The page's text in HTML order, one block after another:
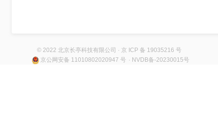
© 2022 北京长亭科技有限公司 · 京 ICP 备 19035216 号
京公网安备 11010802020947 号 · NVDB备-20230015号